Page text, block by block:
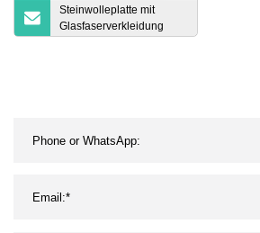
Steinwolleplatte mit
Glasfaserverkleidung